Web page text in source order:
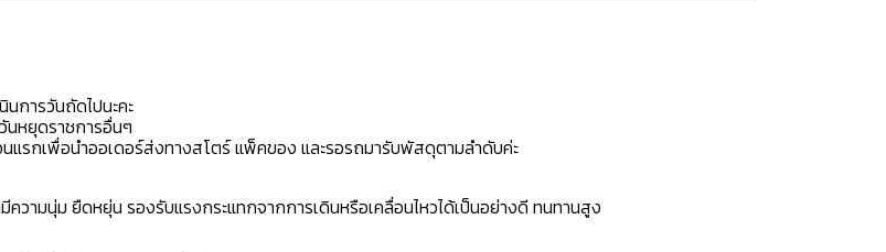
การวันถัดไปนะคะ
นหยุดราชการอื่นๆ
รกเพื่อนำออเดอร์ส่งทางสโตร์ แพ็คของ และรอรถมารับพัสดุตามลำดับค่ะ
ามนุ่ม ยืดหยุ่น รองรับแรงกระแทกจากการเดินหรือเคลื่อนไหวได้เป็นอย่างดี ทนทานสูง